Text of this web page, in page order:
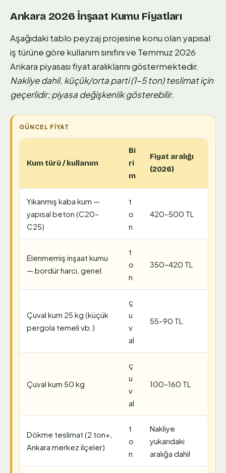
Ankara 2026 İnşaat Kumu Fiyatları
Aşağıdaki tablo peyzaj projesine konu olan yapısal
iş türüne göre kullanım sınıfını ve Temmuz 2026
Ankara piyasası fiyat aralıklarını göstermektedir.
Nakliye dahil, küçük/orta parti (1–5 ton) teslimat için
geçerlidir; piyasa değişkenlik gösterebilir.
Kum türü / kullanım
Bi
ri
m
Fiyat aralığı
(2026)
Yıkanmış kaba kum —
yapısal beton (C20–
C25)
t
o
n
420–500 TL
Elenmemiş inşaat kumu
— bordür harcı, genel
t
o
n
350–420 TL
Çuval kum 25 kg (küçük
pergola temeli vb.)
ç
u
v
al
55–90 TL
Çuval kum 50 kg
ç
u
v
al
100–160 TL
Dökme teslimat (2 ton+,
Ankara merkez ilçeler)
t
o
n
Nakliye
yukarıdaki
aralığa dahil